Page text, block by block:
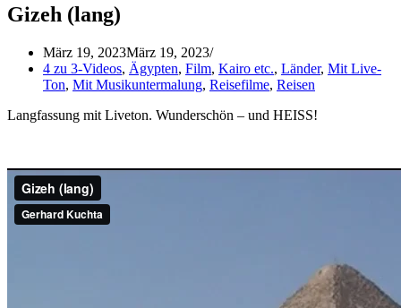
Gizeh (lang)
März 19, 2023März 19, 2023
4 zu 3-Videos, Ägypten, Film, Kairo etc., Länder, Mit Live-
Ton, Mit Musikuntermalung, Reisefilme, Reisen
Langfassung mit Liveton. Wunderschön – und HEISS!